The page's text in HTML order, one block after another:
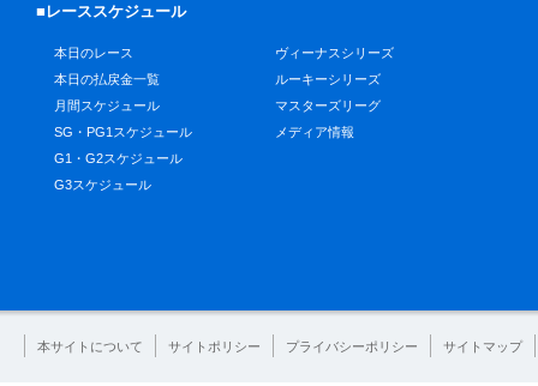
■レーススケジュール
本日のレース
本日の払戻金一覧
月間スケジュール
SG・PG1スケジュール
G1・G2スケジュール
G3スケジュール
ヴィーナスシリーズ
ルーキーシリーズ
マスターズリーグ
メディア情報
本サイトについて サイトポリシー プライバシーポリシー サイトマップ